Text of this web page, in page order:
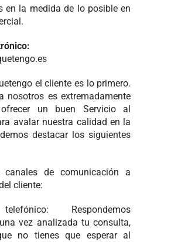
en la medida de lo posible en
el cliente es lo primero.
nosotros es extremadamente
ofrecer un buen Servicio al
avalar nuestra calidad en la
destacar los siguientes
canales de comunicación a
cliente:
Respondemos
vez analizada tu consulta,
no tienes que esperar al